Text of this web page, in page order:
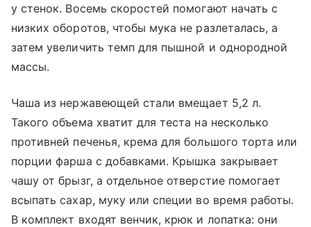
у стенок. Восемь скоростей помогают начать с
низких оборотов, чтобы мука не разлеталась, а
затем увеличить темп для пышной и однородной
массы.
Чаша из нержавеющей стали вмещает 5,2 л.
Такого объема хватит для теста на несколько
противней печенья, крема для большого торта или
порции фарша с добавками. Крышка закрывает
чашу от брызг, а отдельное отверстие помогает
всыпать сахар, муку или специи во время работы.
В комплект входят венчик, крюк и лопатка: они